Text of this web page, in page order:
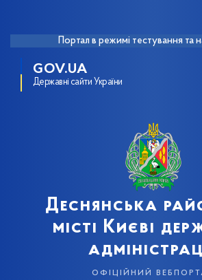
Портал в режимі тестування та
GOV.UA
Державні сайти України
Деснянська
місті Києві
офіційний